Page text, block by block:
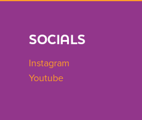
SOCIALS
Instagram
Youtube